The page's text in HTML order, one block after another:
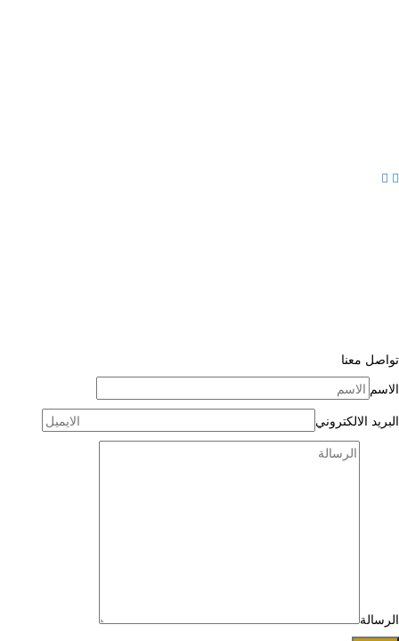
تواصل معنا
الاسم
البريد الالكتروني
الرسالة